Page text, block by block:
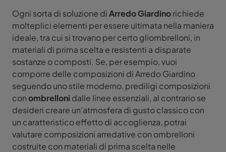
Ogni sorta di soluzione diArredo Giardinorichiede
molteplici elementi per essere ultimata nella maniera
ideale, tra cui si trovano per certo gliombrelloni, in
materiali di prima scelta e resistenti a disparate
sostanze o composti. Se, per esempio, vuoi
comporre delle composizioni di Arredo Giardino
seguendo uno stile moderno, prediligi composizioni
conombrelloni dalle linee essenziali, al contrario se
desideri creare un'atmosfera di gusto classico con
un caratteristico effetto di accoglienza, potrai
valutare composizioni arredative con ombrelloni
costruite con materiali di prima scelta nelle